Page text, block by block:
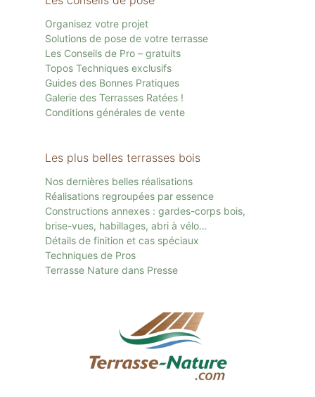
Organisez votre projet
Solutions de pose de votre terrasse
Les Conseils de Pro – gratuits
Topos Techniques exclusifs
Guides des Bonnes Pratiques
Galerie des Terrasses Ratées !
Conditions générales de vente
Les plus belles terrasses bois
Nos dernières belles réalisations
Réalisations regroupées par essence
Constructions annexes : gardes-corps bois,
brise-vues, habillages, abri à vélo…
Détails de finition et cas spéciaux
Techniques de Pros
Terrasse Nature dans Presse